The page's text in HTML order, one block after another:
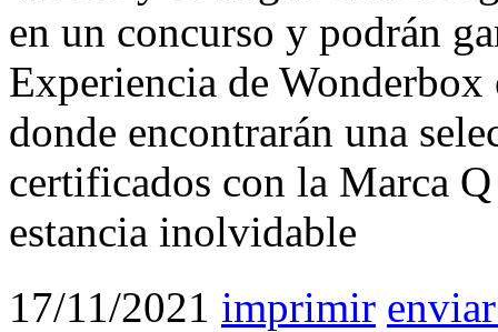
en un concurso y podrán
Experiencia de
donde encontrarán una
certificados con la Marca
estancia inolvidable
17/11/2021 imprimir